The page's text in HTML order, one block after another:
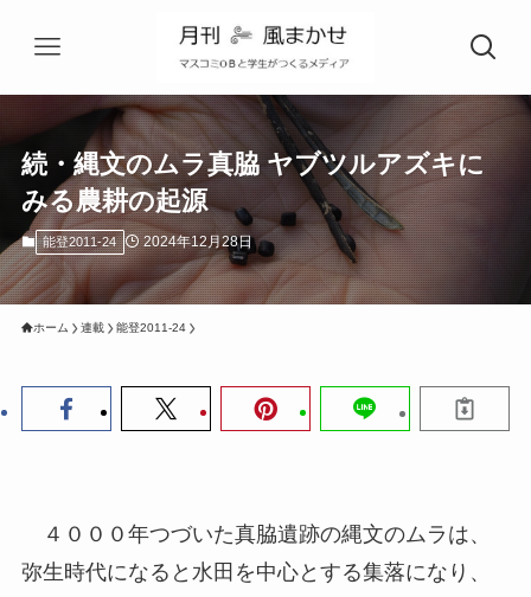
続・縄文のムラ真脇 ヤブツルアズキに
みる農耕の起源
能登2011-24 2024年12月28日
ホーム 連載 能登2011-24
４０００年つづいた真脇遺跡の縄文のムラは、
弥生時代になると水田を中心とする集落になり、